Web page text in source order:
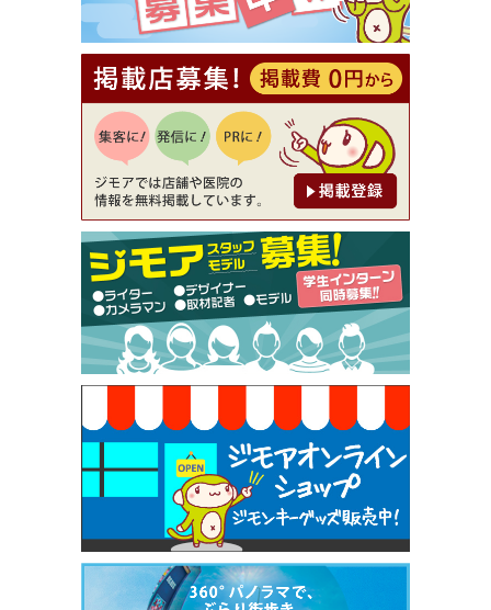
【ジモア読者特典2】コース 3,500円→3,000円（料
理5品+2時間飲み放題）（創作イタリアン Pia Cu
ore（ピアクオーレ））
[有効期限]2026年9月30日
【ジモア読者特典1】料理全品20％OFF ※18時以
降（創作イタリアン Pia Cuore（ピアクオーレ））
[有効期限]2026年9月30日
【ジモア限定②】初回割引 特価 鼻毛脱毛 半額 2,2
00円⇒1,100円（メンズ専門ワックス脱毛サロン Mi
ckle（ミックル））
[有効期限]2026年9月30日
【ジモア限定特典①】まつ毛カール 3,850円→ 2,7
50円（Premiere（プルミエール））
[有効期限]2026年9月30日
焼き餃子 一皿サービス（餃子酒場たっちゃん 西
早稲田店）
[有効期限]2026年9月30日